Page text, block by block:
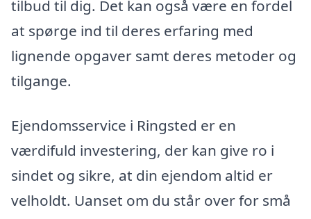
tilbud til dig. Det kan også være en fordel
at spørge ind til deres erfaring med
lignende opgaver samt deres metoder og
tilgange.
Ejendomsservice i Ringsted er en
værdifuld investering, der kan give ro i
sindet og sikre, at din ejendom altid er
velholdt. Uanset om du står over for små